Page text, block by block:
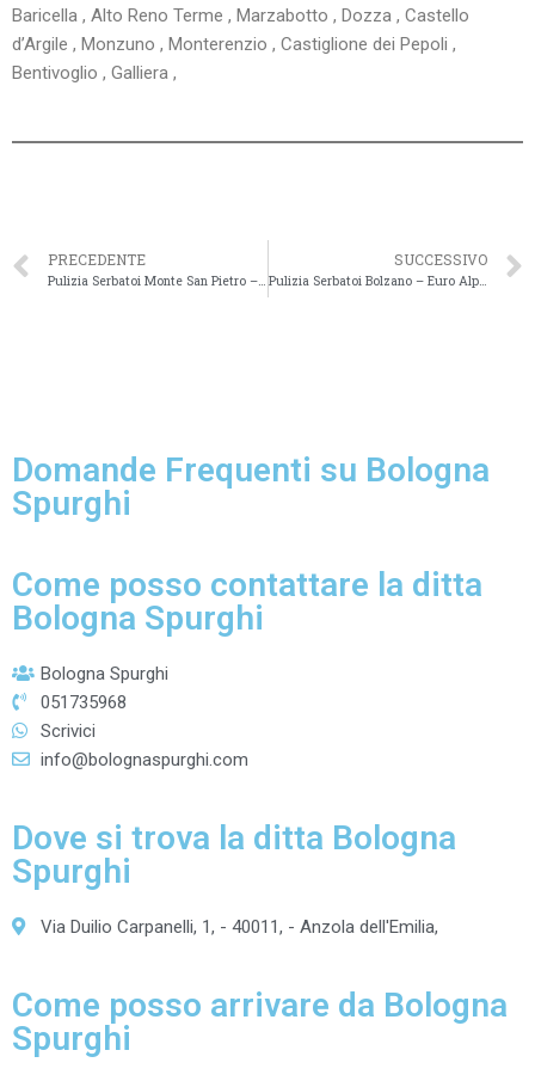
Baricella , Alto Reno Terme , Marzabotto , Dozza , Castello
d’Argile , Monzuno , Monterenzio , Castiglione dei Pepoli ,
Bentivoglio , Galliera ,
PRECEDENTE
Pulizia Serbatoi Monte San Pietro – Impresa di Costruzioni Cinque B
SUCCESSIVO
Pulizia Serbatoi Bolzano – Euro Alpe – Grubenentleerung Pozzi Neri
Domande Frequenti su Bologna
Spurghi
Come posso contattare la ditta
Bologna Spurghi
Bologna Spurghi
051735968
Scrivici
info@bolognaspurghi.com
Dove si trova la ditta Bologna
Spurghi
Via Duilio Carpanelli, 1, - 40011, - Anzola dell'Emilia,
Come posso arrivare da Bologna
Spurghi